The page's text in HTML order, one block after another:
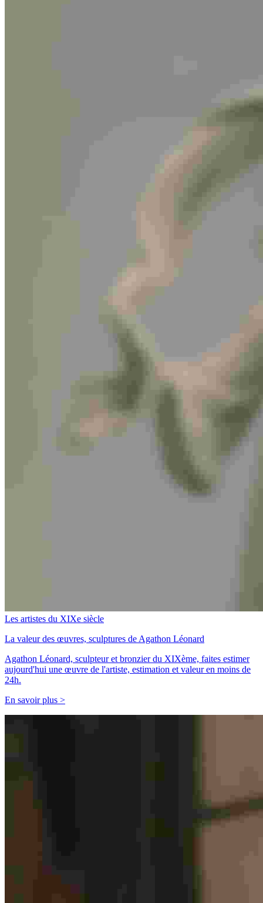
Les artistes du XIXe siècle
La valeur des œuvres, sculptures de Agathon Léonard
Agathon Léonard, sculpteur et bronzier du XIXème, faites estimer
aujourd'hui une œuvre de l'artiste, estimation et valeur en moins de
24h.
En savoir plus >